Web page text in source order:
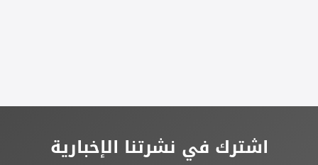
اشترك في نشرتنا الإخبارية